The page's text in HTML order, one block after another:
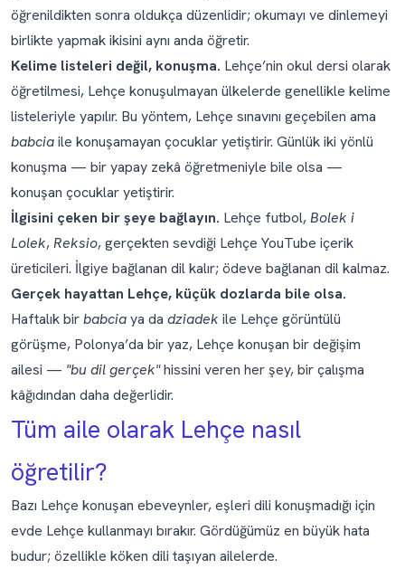
öğrenildikten sonra oldukça düzenlidir; okumayı ve dinlemeyi
birlikte yapmak ikisini aynı anda öğretir.
Kelime listeleri değil, konuşma. Lehçe’nin okul dersi olarak
öğretilmesi, Lehçe konuşulmayan ülkelerde genellikle kelime
listeleriyle yapılır. Bu yöntem, Lehçe sınavını geçebilen ama
babciaile konuşamayan çocuklar yetiştirir. Günlük iki yönlü
konuşma — bir yapay zekâ öğretmeniyle bile olsa —
konuşan çocuklar yetiştirir.
İlgisini çeken bir şeye bağlayın. Lehçe futbol,Bolek i
Lolek,Reksio, gerçekten sevdiği Lehçe YouTube içerik
üreticileri. İlgiye bağlanan dil kalır; ödeve bağlanan dil kalmaz.
Gerçek hayattan Lehçe, küçük dozlarda bile olsa.
Haftalık birbabciaya da dziadek ile Lehçe görüntülü
görüşme, Polonya’da bir yaz, Lehçe konuşan bir değişim
ailesi — "bu dil gerçek"hissini veren her şey, bir çalışma
kâğıdından daha değerlidir.
Tüm aile olarak Lehçe nasıl
öğretilir?
Bazı Lehçe konuşan ebeveynler, eşleri dili konuşmadığı için
evde Lehçe kullanmayı bırakır. Gördüğümüz en büyük hata
budur; özellikle köken dili taşıyan ailelerde.